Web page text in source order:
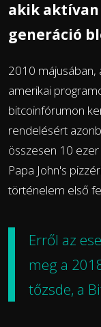
akik
generáció
2010 májusában,
amerikai
bitcoinfórumon
rendelésért
összesen 10
Papa John's
történelem első
Erről az
meg a
tőzsde, a